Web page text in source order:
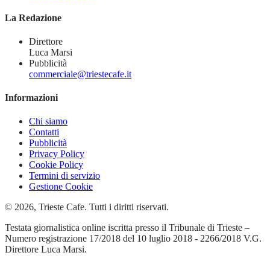
La Redazione
Direttore
Luca Marsi
Pubblicità
commerciale@triestecafe.it
Informazioni
Chi siamo
Contatti
Pubblicità
Privacy Policy
Cookie Policy
Termini di servizio
Gestione Cookie
© 2026, Trieste Cafe. Tutti i diritti riservati.
Testata giornalistica online iscritta presso il Tribunale di Trieste –
Numero registrazione 17/2018 del 10 luglio 2018 - 2266/2018 V.G.
Direttore Luca Marsi.